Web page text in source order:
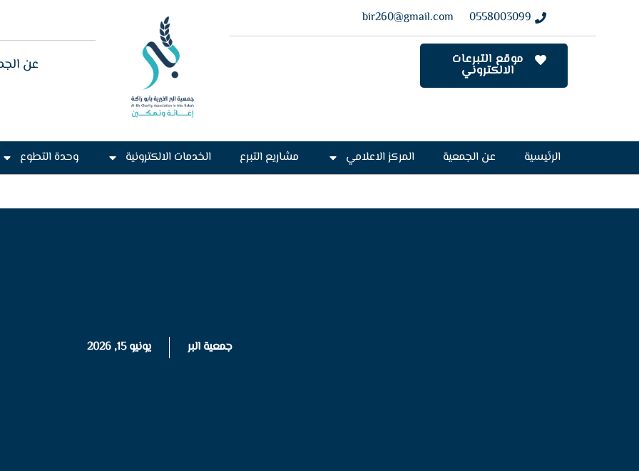
0558003099
bir260@gmail.com
موقع التبرعات
الالكتروني عن
الرئيسية عن الجمعية المركز الاعلامي مشاريع التبرع الخدمات الالكترونية وحدة التطوع
جمعية البر يونيو 15, 2026